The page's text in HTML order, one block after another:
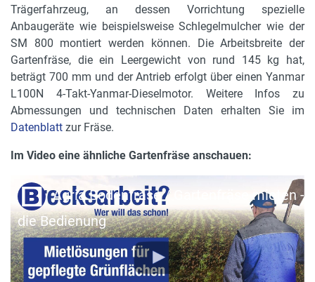
Starter
Reversierstarter
Gerätehöhe in cm
120 cm
Gerätelänge in cm
178 cm
Gerätebreite in cm
Arbeitsbreite in cm
70 cm
Lenkholm
werkzeuglos höhenverstellbar
Trägerfahrzeug, an dessen Vorrichtung spezielle
Anbaugeräte wie beispielsweise Schlegelmulcher wie der
SM 800 montiert werden können. Die Arbeitsbreite der
Gartenfräse, die ein Leergewicht von rund 145 kg hat,
beträgt 700 mm und der Antrieb erfolgt über einen Yanmar
L100N 4-Takt-Yanmar-Dieselmotor. Weitere Infos zu
Abmessungen und technischen Daten erhalten Sie im
Datenblatt zur Fräse.
Im Video eine ähnliche Gartenfräse anschauen:
Agria Bodenfräse / Gartenfräse mieten -
die Bedienung